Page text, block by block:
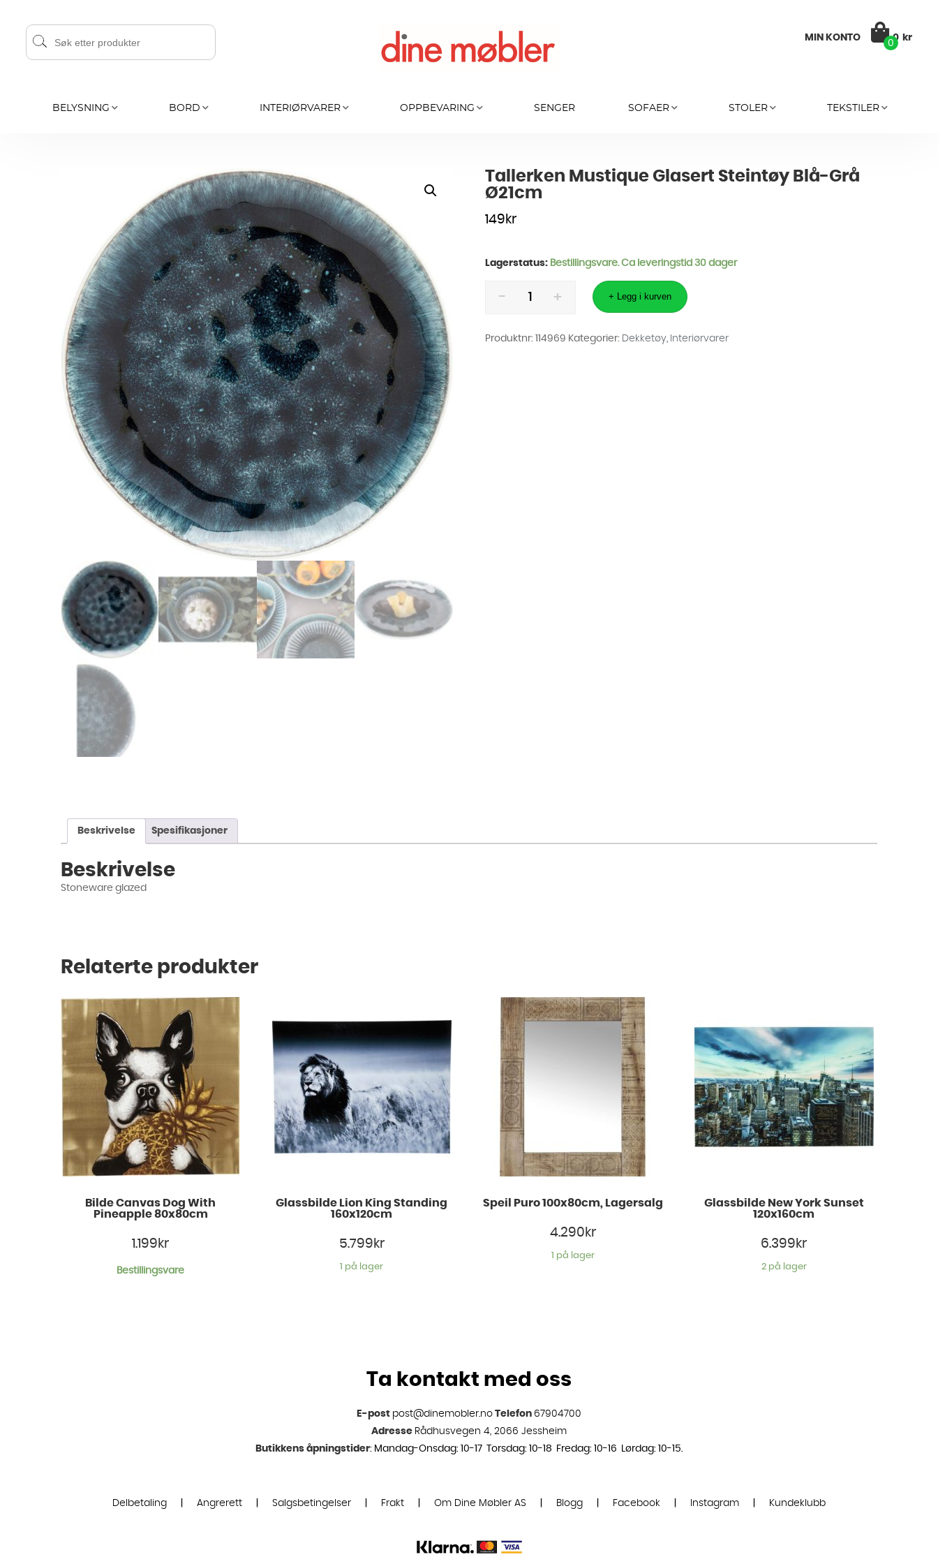
MIN KONTO
0
0 kr
BELYSNING BORD INTERIØRVARER OPPBEVARING SENGER SOFAER STOLER TEKSTILER
Tallerken Mustique Glasert Steintøy Blå-Grå
Ø21cm
149 kr
Lagerstatus: Bestillingsvare. Ca leveringstid 30 dager
Mustique
Grå
Ø21cm
+ Legg i kurven
Produktnr: 114969 Kategorier: Dekketøy, Interiørvarer
Beskrivelse Spesifikasjoner
Beskrivelse
Stoneware glazed
Relaterte produkter
Bilde Canvas Dog With
Pineapple 80x80cm
1.199 kr
Bestillingsvare
Glassbilde Lion King Standing
160x120cm
5.799 kr
1 på lager
Speil Puro 100x80cm, Lagersalg
4.290 kr
1 på lager
Glassbilde New York Sunset
120x160cm
6.399 kr
2 på lager
Ta kontakt med oss
E-post post@dinemobler.no Telefon 67904700
Adresse Rådhusvegen 4, 2066 Jessheim
Butikkens åpningstider: Mandag-Onsdag: 10-17 Torsdag: 10-18 Fredag: 10-16 Lørdag: 10-15.
Delbetaling Angrerett Salgsbetingelser Frakt Om Dine Møbler AS Blogg Facebook Instagram Kundeklubb